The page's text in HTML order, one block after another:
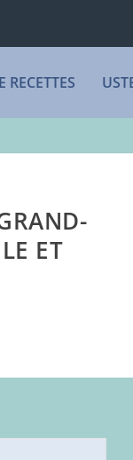
RECETTES
ET